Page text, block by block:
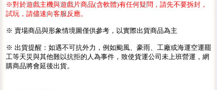
※對於遊戲主機與遊戲片商品(含軟體)有任何疑問，請先不要拆封，
試玩，請儘速向客服反應。
※ 賣場商品與形象情境圖僅供參考，以實際出貨商品為主
※ 出貨提醒：如遇不可抗外力，例如颱風、豪雨、工廠或海運空運罷
工等天災與其他難以抗拒的人為事件，致使貨運公司未上班營運，網
購商品將會延後出貨。